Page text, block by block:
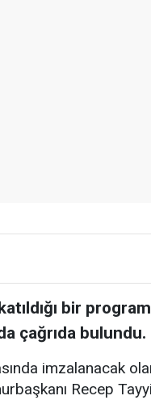
bir
çağrıda
imzalanacak
Recep